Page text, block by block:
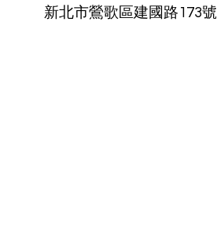
新北市鶯歌區建國路173號